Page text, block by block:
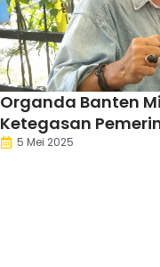
Organda Banten
Ketegasan
Operasional
5 Mei 2025